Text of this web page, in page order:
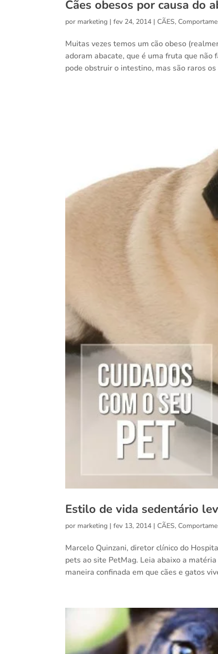
Cães obesos por causa do
por marketing |fev 24, 2014 | CÃES,
Muitas vezes temos um cão obeso
adoram abacate, que é uma fruta que
pode obstruir o intestino, mas são raros
Estilo de vida sedentário
por marketing |fev 13, 2014 | CÃES,
Marcelo Quinzani, diretor clínico do
pets ao site PetMag. Leia abaixo a
maneira confinada em que cães e gatos